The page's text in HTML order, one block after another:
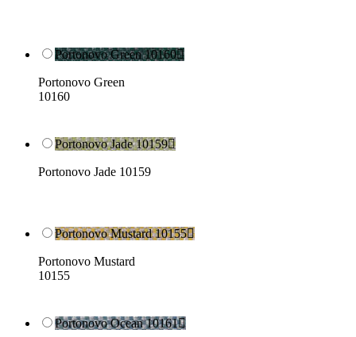
Portonovo Green 10160
Portonovo Green
10160
Portonovo Jade 10159
Portonovo Jade 10159
Portonovo Mustard 10155
Portonovo Mustard
10155
Portonovo Ocean 10161